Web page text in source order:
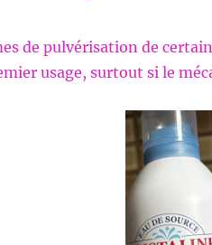
de pulvérisation de
usage, surtout si le